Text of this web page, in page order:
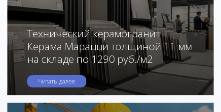
Технический керамогранит
Керама Марацци толщиной 11 мм
на складе по 1290 руб./м2
Читать далее